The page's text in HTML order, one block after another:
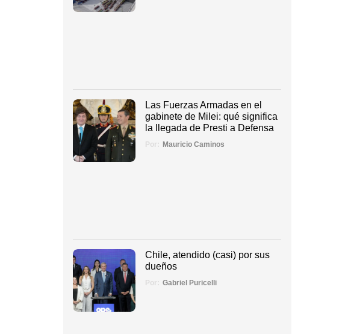
Las Fuerzas Armadas en el
gabinete de Milei: qué significa
la llegada de Presti a Defensa
Por: Mauricio Caminos
Chile, atendido (casi) por sus
dueños
Por: Gabriel Puricelli